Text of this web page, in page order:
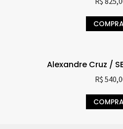
Alexandre Cruz /
R$